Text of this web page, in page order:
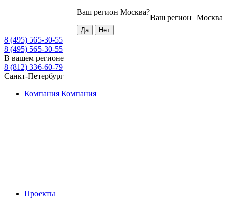
Москва
Ваш регион
Ваш регион Москва?
8 (495) 565-30-55
8 (495) 565-30-55
В вашем регионе
8 (812) 336-60-79
Санкт-Петербург
Компания Компания
Проекты